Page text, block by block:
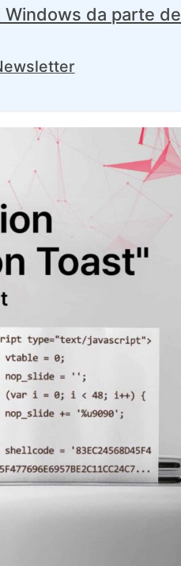
da parte